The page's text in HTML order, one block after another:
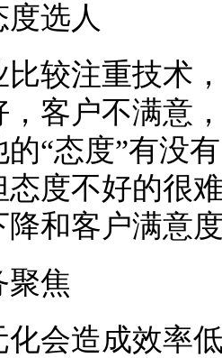
选人
较注重技术
，客户不满意
“态度”有没
度不好的很
和客户满意
聚焦
化会造成效率